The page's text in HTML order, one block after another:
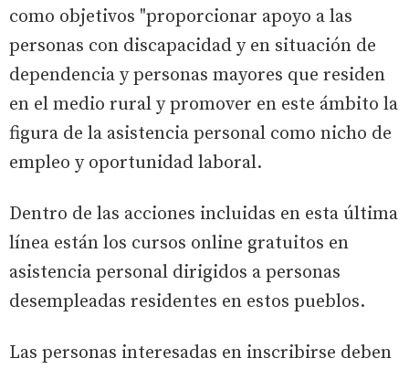
como objetivos "proporcionar apoyo a las
personas con discapacidad y en situación de
dependencia y personas mayores que residen
en el medio rural y promover en este ámbito la
figura de la asistencia personal como nicho de
empleo y oportunidad laboral.
Dentro de las acciones incluidas en esta última
línea están los cursos online gratuitos en
asistencia personal dirigidos a personas
desempleadas residentes en estos pueblos.
Las personas interesadas en inscribirse deben